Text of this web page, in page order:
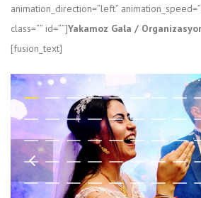
animation_direction=”left”
class=”” id=””]Yakamoz Gala /
[fusion_text]